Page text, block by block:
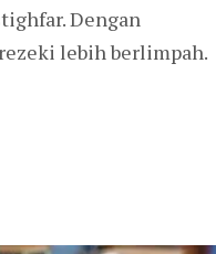
Dengan
lebih berlimpah.